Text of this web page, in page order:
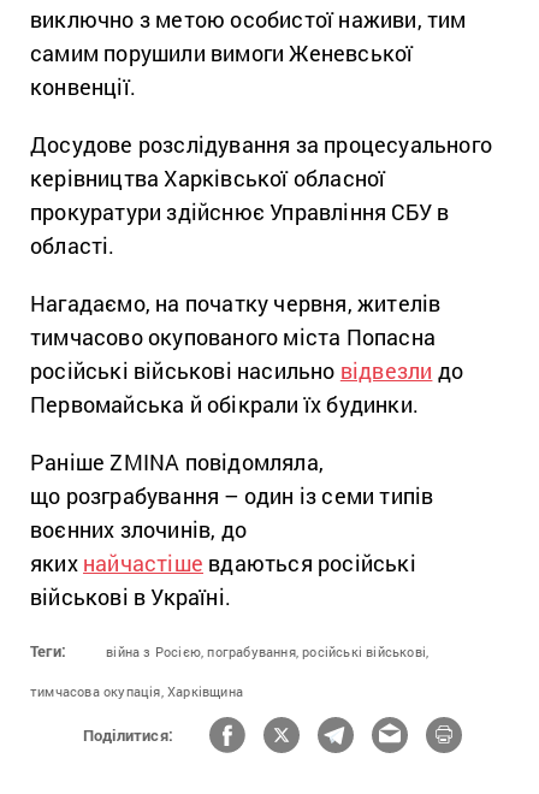
виключно з метою особистої наживи, тим
самим порушили вимоги Женевської
конвенції.
Досудове розслідування за процесуального
керівництва Харківської обласної
прокуратури здійснює Управління СБУ в
області.
Нагадаємо, на початку червня, жителів
тимчасово окупованого міста Попасна
російські військові насильно відвезли до
Первомайська й обікрали їх будинки.
Раніше ZMINA повідомляла,
що розграбування – один із семи типів
воєнних злочинів, до
яких найчастіше вдаються російські
військові в Україні.
Теги: війна з Росією, пограбування, російські військові,
тимчасова окупація, Харківщина
Поділитися: